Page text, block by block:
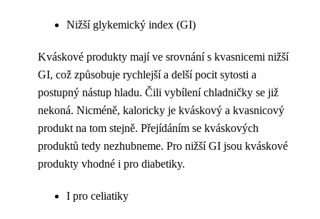
Nižší glykemický index (GI)
Kváskové produkty mají ve srovnání s kvasnicemi nižší
GI, což způsobuje rychlejší a delší pocit sytosti a
postupný nástup hladu. Čili vybílení chladničky se již
nekoná. Nicméně, kaloricky je kváskový a kvasnicový
produkt na tom stejně. Přejídáním se kváskových
produktů tedy nezhubneme. Pro nižší GI jsou kváskové
produkty vhodné i pro diabetiky.
I pro celiatiky